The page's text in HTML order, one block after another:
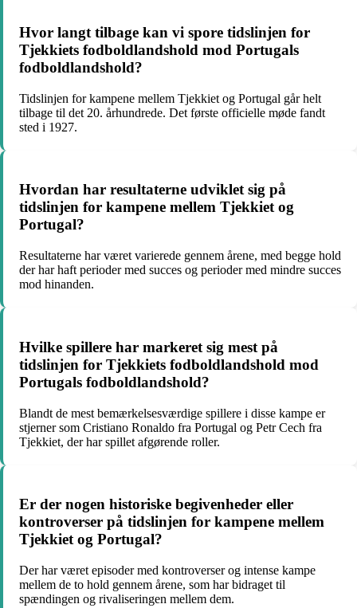
Hvor langt tilbage kan vi spore tidslinjen for
Tjekkiets fodboldlandshold mod Portugals
fodboldlandshold?
Tidslinjen for kampene mellem Tjekkiet og Portugal går helt
tilbage til det 20. århundrede. Det første officielle møde fandt
sted i 1927.
Hvordan har resultaterne udviklet sig på
tidslinjen for kampene mellem Tjekkiet og
Portugal?
Resultaterne har været varierede gennem årene, med begge hold
der har haft perioder med succes og perioder med mindre succes
mod hinanden.
Hvilke spillere har markeret sig mest på
tidslinjen for Tjekkiets fodboldlandshold mod
Portugals fodboldlandshold?
Blandt de mest bemærkelsesværdige spillere i disse kampe er
stjerner som Cristiano Ronaldo fra Portugal og Petr Cech fra
Tjekkiet, der har spillet afgørende roller.
Er der nogen historiske begivenheder eller
kontroverser på tidslinjen for kampene mellem
Tjekkiet og Portugal?
Der har været episoder med kontroverser og intense kampe
mellem de to hold gennem årene, som har bidraget til
spændingen og rivaliseringen mellem dem.